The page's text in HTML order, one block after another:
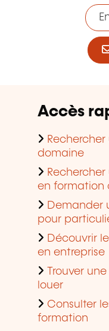
Accès
domaine
en formation
Demander
pour
Découvrir
en entreprise
Trouver
louer
Consulter
formation